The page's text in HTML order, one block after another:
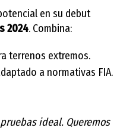
en su debut
2024. Combina:
terrenos extremos.
a normativas FIA.
ideal. Queremos